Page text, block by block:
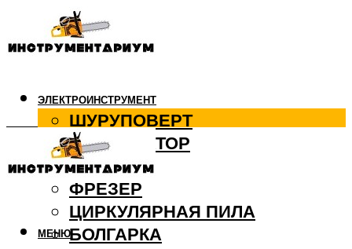
ЭЛЕКТРОИНСТРУМЕНТ
ШУРУПОВЕРТ
ПЕРФОРАТОР
ДРЕЛЬ
ФРЕЗЕР
ЦИРКУЛЯРНАЯ ПИЛА
БОЛГАРКА
МЕНЮ